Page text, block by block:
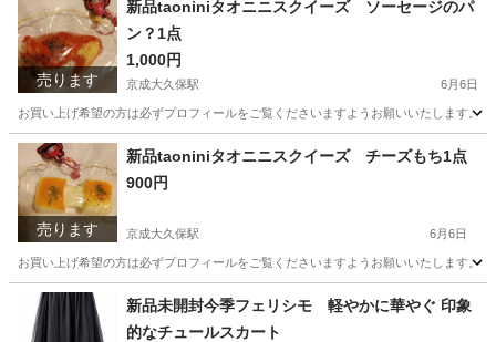
売ります
新品taoniniタオニニスクイーズ ソーセージのパ
ン？1点
1,000円
京成大久保駅 6月6日
お買い上げ希望の方は必ずプロフィールをご覧くださいますようお願いいたします
千葉 習志野市 京成大久保駅 おもちゃ ソーセージ
売ります
新品taoniniタオニニスクイーズ チーズもち1点
900円
京成大久保駅 6月6日
お買い上げ希望の方は必ずプロフィールをご覧くださいますようお願いいたします
千葉 習志野市 京成大久保駅 おもちゃ キーホルダー
新品未開封今季フェリシモ 軽やかに華やぐ 印象
的なチュールスカート